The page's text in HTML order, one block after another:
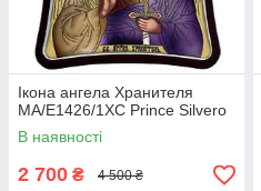
Ікона ангела Хранителя
MA/E1426/1XC Prince Silvero
В наявності
2 700 ₴ 4 500 ₴